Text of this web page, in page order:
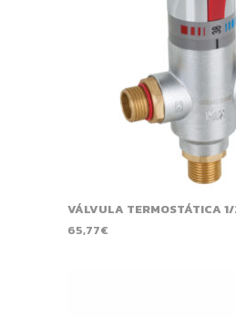
VÁLVULA TERMOSTÁTICA 1/
65,77€